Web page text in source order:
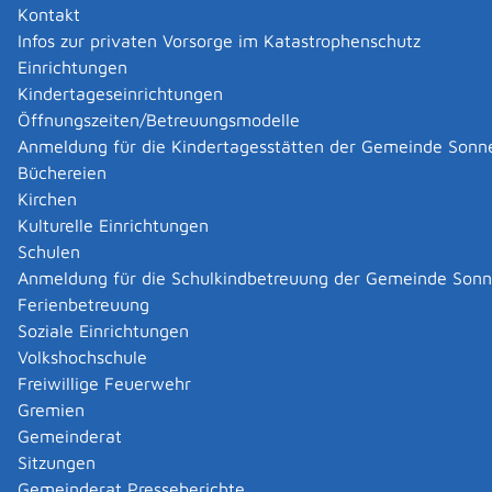
Kontakt
Infos zur privaten Vorsorge im Katastrophenschutz
Einrichtungen
Kindertageseinrichtungen
Öffnungszeiten/Betreuungsmodelle
Anmeldung für die Kindertagesstätten der Gemeinde
Büchereien
Kirchen
Kulturelle Einrichtungen
Schulen
Anmeldung für die Schulkindbetreuung der Gemeinde
Ferienbetreuung
Soziale Einrichtungen
Volkshochschule
Freiwillige Feuerwehr
Gremien
Gemeinderat
Sitzungen
Sie wollen gewerbsmäßig oder selbstständig im
Rahmen eines wirtschaftlichen Unternehmens
Schusswaffen oder Munition herstellen, bearbeiten
oder instand setzen?
Dann benötigen Sie eine Waffenherstellungserlaubnis.
Zuständige Stelle
die Kreispolizeibehörde
Kreispolizeibehörde ist, je nach Standort der
Betriebsstätte:
das Landratsamt,
die Stadtverwaltung (in Stadtkreisen und Großen
Kreisstädten) oder
die Verwaltungsgemeinschaft
Landratsamt Reutlingen